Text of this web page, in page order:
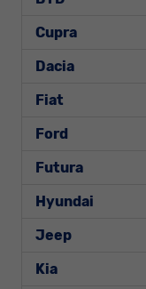
Cupra
Dacia
Fiat
Ford
Futura
Hyundai
Jeep
Kia